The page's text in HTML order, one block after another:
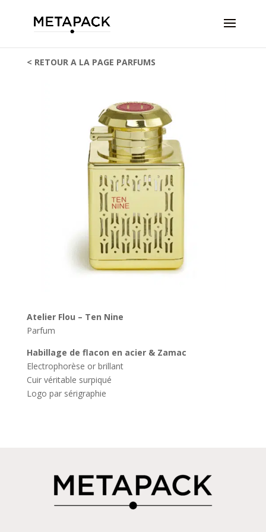
< RETOUR A LA PAGE PARFUMS
Atelier Flou – Ten Nine
Parfum
Habillage de flacon en acier & Zamac
Electrophorèse or brillant
Cuir véritable surpiqué
Logo par sérigraphie